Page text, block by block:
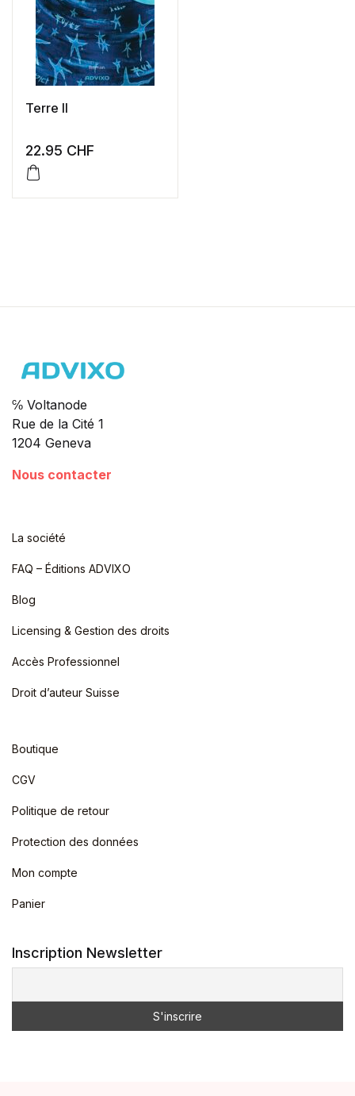
Terre II
22.95 CHF
℅ Voltanode
Rue de la Cité 1
1204 Geneva
Nous contacter
La société
FAQ – Éditions ADVIXO
Blog
Licensing & Gestion des droits
Accès Professionnel
Droit d’auteur Suisse
Boutique
CGV
Politique de retour
Protection des données
Mon compte
Panier
Inscription Newsletter